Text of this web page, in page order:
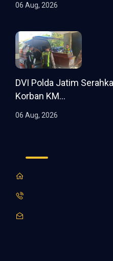
06 Aug, 2026
DVI Polda Jatim
Korban KM...
06 Aug, 2026